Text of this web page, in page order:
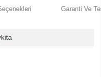
Garanti Ve